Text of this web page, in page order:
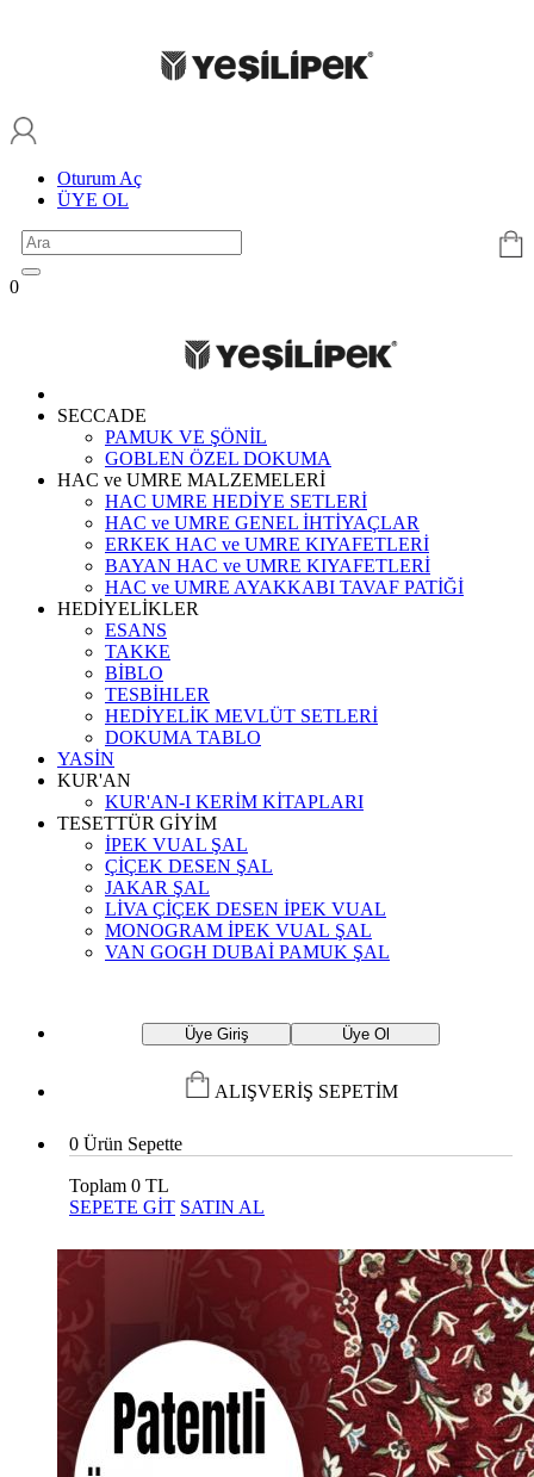
Oturum Aç
ÜYE OL
0
SECCADE
PAMUK VE ŞÖNİL
GOBLEN ÖZEL DOKUMA
HAC ve UMRE MALZEMELERİ
HAC UMRE HEDİYE SETLERİ
HAC ve UMRE GENEL İHTİYAÇLAR
ERKEK HAC ve UMRE KIYAFETLERİ
BAYAN HAC ve UMRE KIYAFETLERİ
HAC ve UMRE AYAKKABI TAVAF PATİĞİ
HEDİYELİKLER
ESANS
TAKKE
BİBLO
TESBİHLER
HEDİYELİK MEVLÜT SETLERİ
DOKUMA TABLO
YASİN
KUR'AN
KUR'AN-I KERİM KİTAPLARI
TESETTÜR GİYİM
İPEK VUAL ŞAL
ÇİÇEK DESEN ŞAL
JAKAR ŞAL
LİVA ÇİÇEK DESEN İPEK VUAL
MONOGRAM İPEK VUAL ŞAL
VAN GOGH DUBAİ PAMUK ŞAL
Üye Giriş Üye Ol
ALIŞVERİŞ SEPETİM
0 Ürün Sepette
Toplam 0 TL
SEPETE GİT SATIN AL